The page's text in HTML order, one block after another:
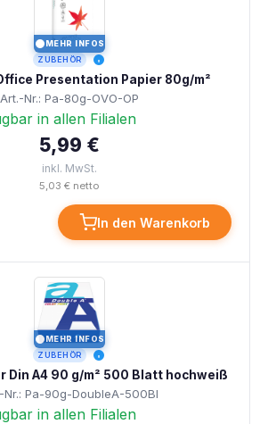
MEHR INFOS
ZUBEHÖR
Presentation Papier 80g/m²
Art.-Nr.: Pa-80g-OVO-OP
in allen Filialen
5,99 €
inkl. MwSt.
5,03 € netto
In den Warenkorb
MEHR INFOS
ZUBEHÖR
Din A4 90 g/m² 500 Blatt hochweiß
Nr.: Pa-90g-DoubleA-500Bl
in allen Filialen